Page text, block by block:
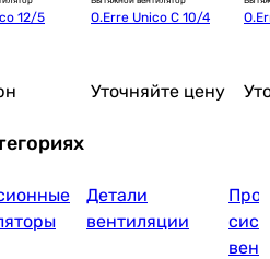
12/5 O.Erre Unico C 10/4
Уточняйте цену
Детали
вентиляции